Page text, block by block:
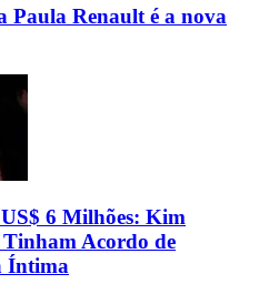
Renault é a nova
6 Milhões: Kim
Acordo de
Íntima